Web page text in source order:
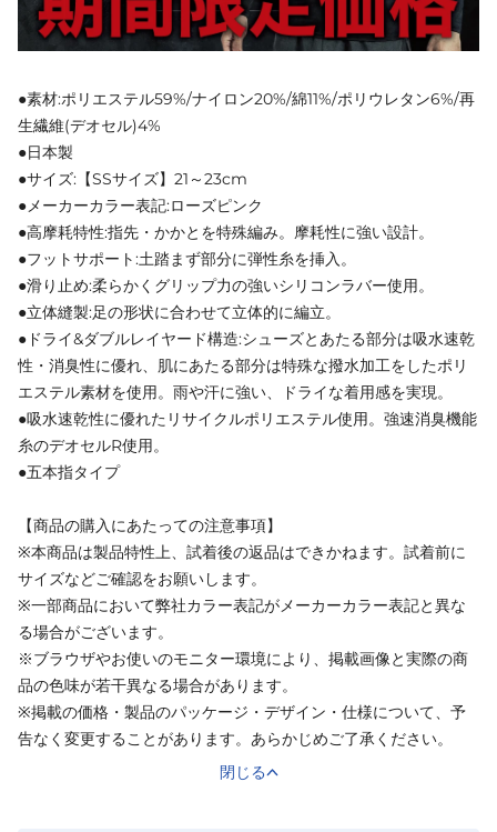
●素材:ポリエステル59%/ナイロン20%/綿11%/ポリウレタン6%/再
生繊維(デオセル)4%
●日本製
●サイズ:【SSサイズ】21～23cm
●メーカーカラー表記:ローズピンク
●高摩耗特性:指先・かかとを特殊編み。摩耗性に強い設計。
●フットサポート:土踏まず部分に弾性糸を挿入。
●滑り止め:柔らかくグリップ力の強いシリコンラバー使用。
●立体縫製:足の形状に合わせて立体的に編立。
●ドライ&ダブルレイヤード構造:シューズとあたる部分は吸水速乾
性・消臭性に優れ、肌にあたる部分は特殊な撥水加工をしたポリ
エステル素材を使用。雨や汗に強い、ドライな着用感を実現。
●吸水速乾性に優れたリサイクルポリエステル使用。強速消臭機能
糸のデオセルR使用。
●五本指タイプ
【商品の購入にあたっての注意事項】
※本商品は製品特性上、試着後の返品はできかねます。試着前に
サイズなどご確認をお願いします。
※一部商品において弊社カラー表記がメーカーカラー表記と異な
る場合がございます。
※ブラウザやお使いのモニター環境により、掲載画像と実際の商
品の色味が若干異なる場合があります。
※掲載の価格・製品のパッケージ・デザイン・仕様について、予
告なく変更することがあります。あらかじめご了承ください。
閉じる